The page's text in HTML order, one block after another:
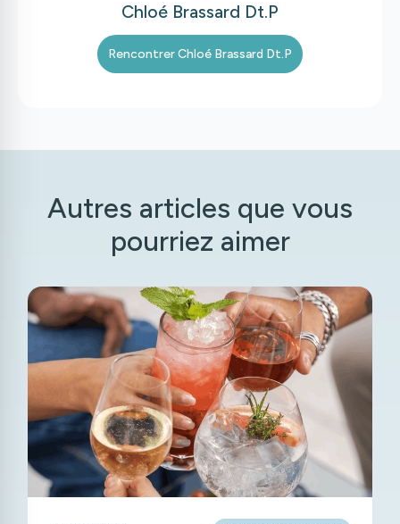
Chloé Brassard Dt.P
RencontrerChloé Brassard Dt.P
Autres articles que vous
pourriez aimer